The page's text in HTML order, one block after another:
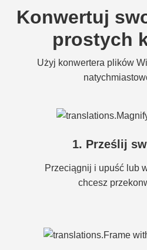
Konwertuj
prostych
Użyj konwertera plików
1. Prześlij
Przeciągnij i upuść lub
chcesz